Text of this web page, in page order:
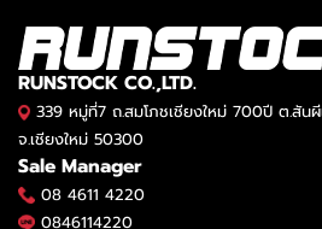
RUNSTOCK CO.,LTD.
339 หมู่ที่7 ถ.สมโภชเชียงใหม่ 700ปี ต.สันผี
จ.เชียงใหม่ 50300
Sale Manager
08 4611 4220
0846114220